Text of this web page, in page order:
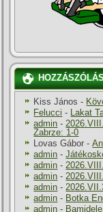
Kiss János -
Felucci - Lakat
admin -
Zabrze: 1-0
Lovas Gábor -
admin -
admin -
admin -
admin -
admin - Botka
admin -